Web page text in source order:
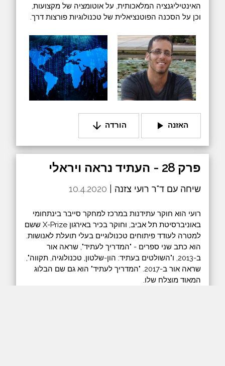
האינטיליגנציה המלאכותית, על אוטומציה של מקצועות,
וכן על הסכנה הפוטנציאלית של טכנולוגיות פורצות דרך.
האזנה play_arrow הורדה arrow_downward
פרק 28 - העתיד נראה ויראלי
שיחה עם ד"ר רועי צזנה | 10.4.2020
רועי הוא חוקר עתידנות במרכז למחקר סייבר בינתחומי
באוניברסיטת תל אביב, וחוקר בכיר באירגון X-Prize ששם
למטרה לעודד פיתוחים טכנולוגיים בעלי תועלת לאנושות.
הוא כתב שני ספרים - "המדריך לעתיד", שראה אור
ב-2013, ו"השולטים בעתיד: הון-שלטון, טכנולוגיה, תקווה",
שראה אור ב-2017. "המדריך לעתיד" הוא גם שם הבלוג
המאוד מוצלח שלו.